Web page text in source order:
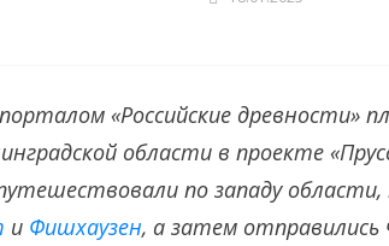
«Российские древности»
области в проекте
по западу
и Фишхаузен, а затем отправились